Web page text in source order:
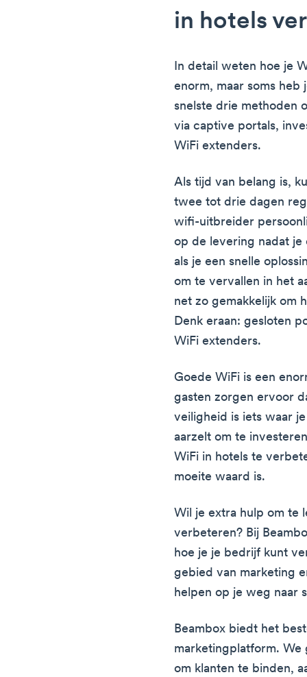
in hotels
In detail weten hoe je
enorm, maar soms heb
snelste drie methoden
via captive portals,
WiFi extenders.
Als tijd van belang is,
twee tot drie dagen
wifi-uitbreider
op de levering nadat je
als je een snelle
om te vervallen in het
net zo gemakkelijk om
Denk eraan: gesloten
WiFi extenders.
Goede WiFi is een
gasten zorgen ervoor
veiligheid is iets waar
aarzelt om te
WiFi in hotels te
moeite waard is.
Wil je extra hulp om te
verbeteren? Bij
hoe je je bedrijf kunt
gebied van marketing
helpen op je weg naar
Beambox biedt het
marketingplatform. We
om klanten te binden,